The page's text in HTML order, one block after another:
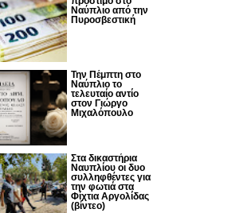
Ναύπλιο από την
Πυροσβεστική
Την Πέμπτη στο
Ναύπλιο το
τελευταίο αντίο
στον Γιώργο
Μιχαλόπουλο
Στα δικαστήρια
Ναυπλίου οι δυο
συλληφθέντες για
την φωτιά στα
Φίχτια Αργολίδας
(βίντεο)